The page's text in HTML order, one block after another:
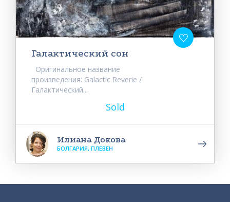
Галактический сон
Оригинальное название
произведения: Galactic Reverie /
Галактический...
Sold
Илиана Докова
БОЛГАРИЯ, ПЛЕВЕН